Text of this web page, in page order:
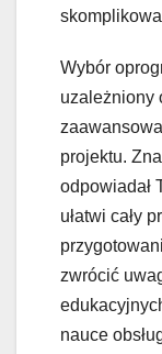
Wybór
uzależniony
projektu.
odpowiadał
ułatwi cały
zwrócić
nauce